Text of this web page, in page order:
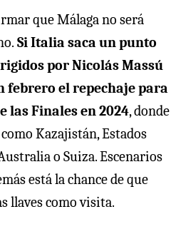
que Málaga no será
Si Italia saca un punto
por Nicolás Massú
febrero el repechaje para
las Finales en 2024, donde
Kazajistán, Estados
o Suiza. Escenarios
está la chance de que
llaves como visita.